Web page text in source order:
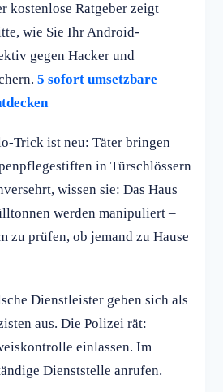
kostenlose Ratgeber zeigt
wie Sie Ihr Android-
gegen Hacker und
5 sofort umsetzbare
Trick ist neu: Täter bringen
in Türschlössern
wissen sie: Das Haus
werden manipuliert –
zu prüfen, ob jemand zu Hause
Dienstleister geben sich als
aus. Die Polizei rät:
einlassen. Im
Dienststelle anrufen.